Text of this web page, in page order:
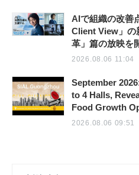
AIで組織の改善
Client View」の
革」篇の放映を
2026.08.06 11:04
September
to 4 Halls,
Food Growth
2026.08.06 09:51